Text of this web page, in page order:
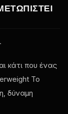
κάτι που ένας
Το
δύναμη